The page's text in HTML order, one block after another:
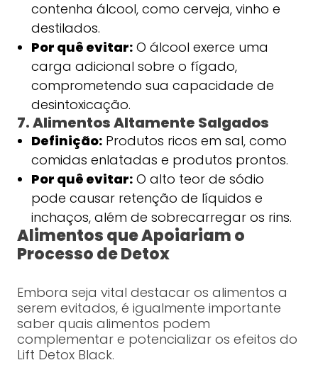
contenha álcool, como cerveja, vinho e
destilados.
Por quê evitar:O álcool exerce uma
carga adicional sobre o fígado,
comprometendo sua capacidade de
desintoxicação.
7. Alimentos Altamente Salgados
Definição:Produtos ricos em sal, como
comidas enlatadas e produtos prontos.
Por quê evitar:O alto teor de sódio
pode causar retenção de líquidos e
inchaços, além de sobrecarregar os rins.
Alimentos que Apoiariam o
Processo de Detox
Embora seja vital destacar os alimentos a
serem evitados, é igualmente importante
saber quais alimentos podem
complementar e potencializar os efeitos do
Lift Detox Black.